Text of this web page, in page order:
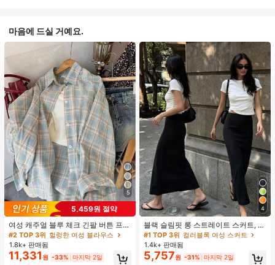
마음에 드실 거예요.
5
5,459원 절약
여성 캐주얼 블루 체크 긴팔 버튼 프론
트 폴리에스터 셔츠, 레귤러 핏, 봄 의
류, 편안한 스타일
#2 TOP 3위 헐렁한 여성 블라우스
1.8k+ 판매됨
11,331 원 -33% 마지막 2일
4
블랙 슬림핏 롱 스트레이트 스커트, 여
성 패션 폴리에스터 캐주얼 파티 스커
트, 다용도 및 귀여운, 일상 착용에 적
합, 여름 휴가. 해변, 음악 축제 및 여름
휴가에 완벽, 90년대
#1 TOP 3위 컬러블록 여성 스커트
1.4k+ 판매됨
5,757원 -31% 마지막 2일